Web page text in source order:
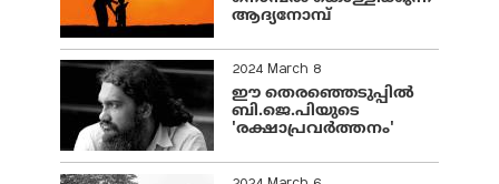
ആദ്യനോമ്പ്
2024 March 8
ഈ തെരഞ്ഞെടുപ്പില്‍
ബി.ജെ.പിയുടെ
'രക്ഷാപ്രവര്‍ത്തനം'